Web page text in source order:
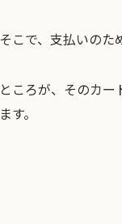
そこで、支払いのた
ところが、そのカ
ます。